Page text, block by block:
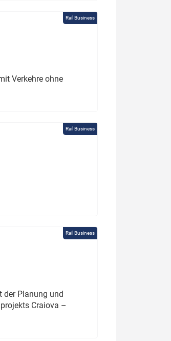
Rail Business
Verkehre ohne
Rail Business
Rail Business
der Planung und
Craiova –